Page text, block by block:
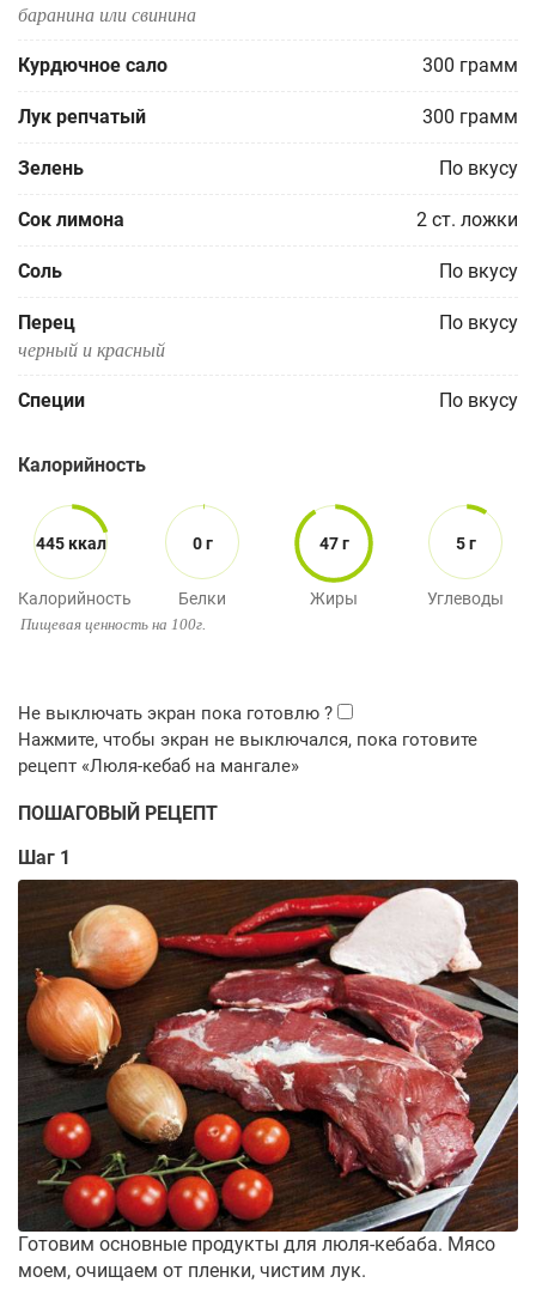
баранина или свинина
Курдючное сало 300 грамм
Лук репчатый 300 грамм
Зелень По вкусу
Сок лимона 2 ст. ложки
Соль По вкусу
Перец По вкусу
черный и красный
Специи По вкусу
Калорийность
445 ккал
Калорийность
0 г
Белки
47 г
Жиры
5 г
Углеводы
Пищевая ценность на 100г.
ПОШАГОВЫЙ РЕЦЕПТ
Шаг 1
Готовим основные продукты для люля-кебаба. Мясо
моем, очищаем от пленки, чистим лук.